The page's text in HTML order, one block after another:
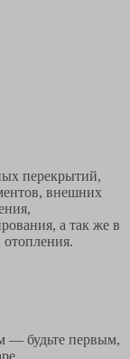
перекрытий,
внешних
а так же в
отопления.
— будьте первым,